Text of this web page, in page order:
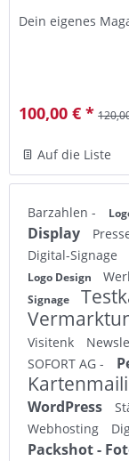
Dein eigenes
100,00 € *
Auf die Liste
Barzahlen -
Display
Digital-Signage
Logo Design
Signage
Visitenk
SOFORT AG -
WordPress
Webhosting
Packshot -